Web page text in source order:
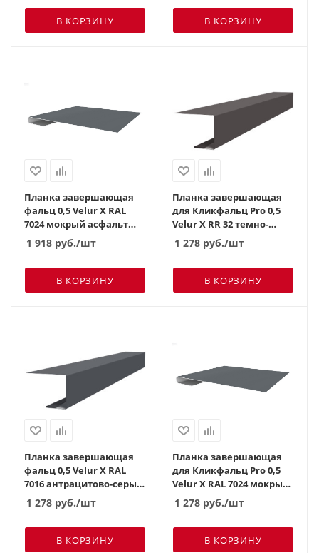
В КОРЗИНУ В КОРЗИНУ
Планка завершающая
фальц 0,5 Velur X RAL
7024 мокрый асфальт
(3м)
1 918 руб./шт
В КОРЗИНУ
Планка завершающая
для Кликфальц Pro 0,5
Velur X RR 32 темно-
коричневый (2м)
1 278 руб./шт
В КОРЗИНУ
Планка завершающая
фальц 0,5 Velur X RAL
7016 антрацитово-серый
(2м)
1 278 руб./шт
В КОРЗИНУ
Планка завершающая
для Кликфальц Pro 0,5
Velur X RAL 7024 мокрый
асфальт (2м)
1 278 руб./шт
В КОРЗИНУ